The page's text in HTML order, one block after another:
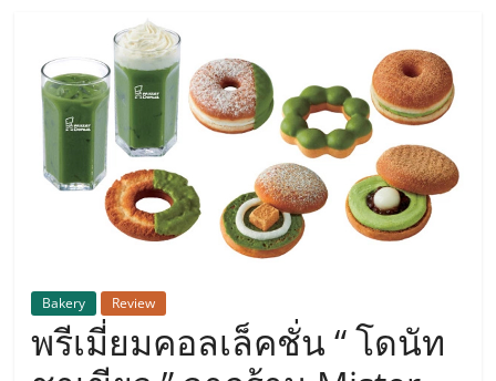
แห่ง
ประเทศไทย,
ThaiSMEsCenter,
ธุรกิจ
เอ
Bakery Review
พรีเมี่ยมคอลเล็คชั่น “ โดนัท